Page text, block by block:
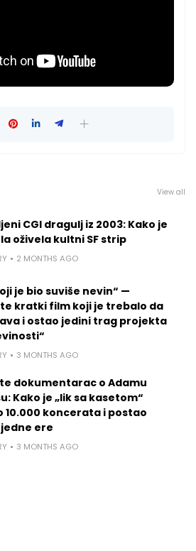
View all
CGI dragulj iz 2003: Kako je
oživela kultni SF strip
2 MONTHS AGO
je bio suviše nevin“ —
kratki film koji je trebalo da
i ostao jedini trag projekta
3 MONTHS AGO
dokumentarac o Adamu
Kako je „lik sa kasetom“
10.000 koncerata i postao
ere
3 MONTHS AGO